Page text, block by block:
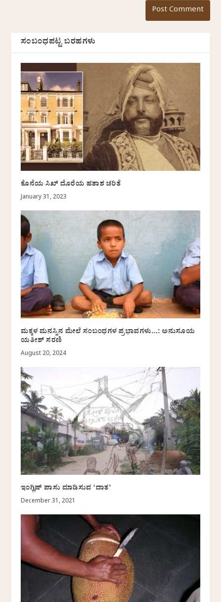
ಸಂಬಂಧಪಟ್ಟ ಬರಹಗಳು
ಕೊನೆಯ ಸಿಖ್ ದೊರೆಯ ಹತಾಶ ಚರಿತೆ
January 31, 2023
ಮಕ್ಕಳ ಮನಸ್ಸಿನ ಮೇಲೆ ಸಂಬಂಧಗಳ ಪ್ರಭಾವಗಳು…: ಅನುಸೂಯ
ಯತೀಶ್ ಸರಣಿ
August 20, 2024
ಇಂಗ್ಲಿಷ್ ಪಾಸು ಮಾಡಿಸುವ ‘ದಾತ’
December 31, 2021